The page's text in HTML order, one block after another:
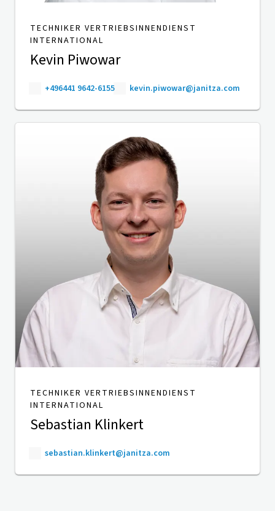
TECHNIKER VERTRIEBSINNENDIENST
INTERNATIONAL
Kevin Piwowar
+496441 9642-6155 kevin.piwowar@janitza.com
TECHNIKER VERTRIEBSINNENDIENST
INTERNATIONAL
Sebastian Klinkert
sebastian.klinkert@janitza.com